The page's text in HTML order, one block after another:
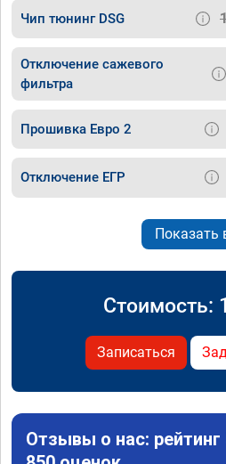
Чип тюнинг DSG
Отключение сажевого
фильтра
Прошивка Евро 2
Отключение ЕГР
Показать
Стоимость:
Записаться
Отзывы о нас: рейтинг